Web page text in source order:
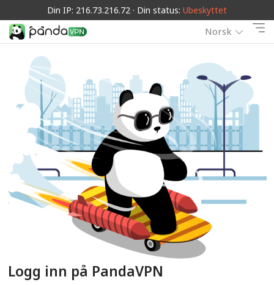
Din IP: 216.73.216.72 · Din status: Ubeskyttet
Norsk
Logg inn på PandaVPN